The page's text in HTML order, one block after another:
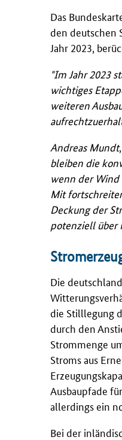
Das
den deutschen
Jahr 2023,
"Im Jahr 2023
wichtiges
weiteren
Andreas Mundt
bleiben die
wenn der
Mit
Deckung der
potenziell über
Die
die Stilllegung
durch den
Strommenge
Stroms aus
Ausbaupfade
allerdings ein
Bei der